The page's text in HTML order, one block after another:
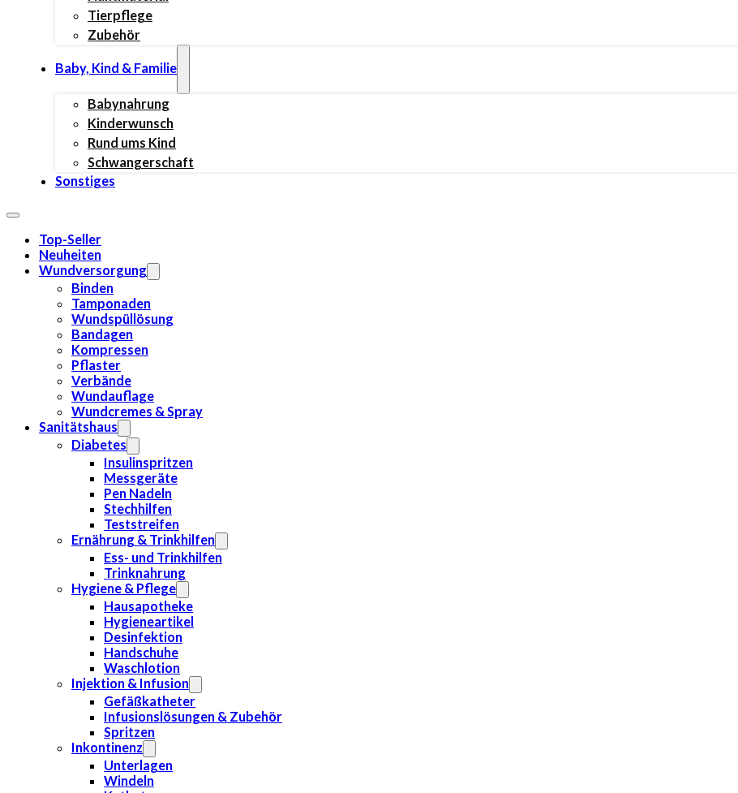
Tierpflege
Zubehör
Baby, Kind & Familie
Babynahrung
Kinderwunsch
Rund ums Kind
Schwangerschaft
Sonstiges
Top-Seller
Neuheiten
Wundversorgung
Binden
Tamponaden
Wundspüllösung
Bandagen
Kompressen
Pflaster
Verbände
Wundauflage
Wundcremes & Spray
Sanitätshaus
Diabetes
Insulinspritzen
Messgeräte
Pen Nadeln
Stechhilfen
Teststreifen
Ernährung & Trinkhilfen
Ess- und Trinkhilfen
Trinknahrung
Hygiene & Pflege
Hausapotheke
Hygieneartikel
Desinfektion
Handschuhe
Waschlotion
Injektion & Infusion
Gefäßkatheter
Infusionslösungen & Zubehör
Spritzen
Inkontinenz
Unterlagen
Windeln